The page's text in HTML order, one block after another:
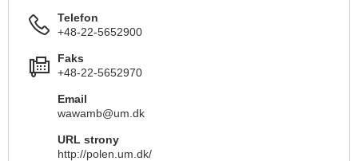
Telefon
+48-22-5652900
Faks
+48-22-5652970
Email
wawamb@um.dk
URL strony
http://polen.um.dk/